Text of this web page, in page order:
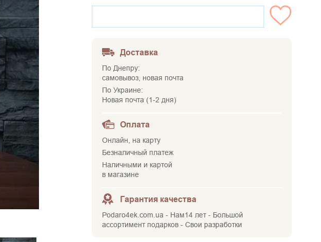
Доставка
По Днепру:
самовывоз, новая почта
По Украине:
Новая почта (1-2 дня)
Оплата
Онлайн, на карту
Безналичный платеж
Наличными и картой
в магазине
Гарантия качества
Podaro4ek.com.ua - Нам14 лет - Большой
ассортимент подарков - Свои разработки